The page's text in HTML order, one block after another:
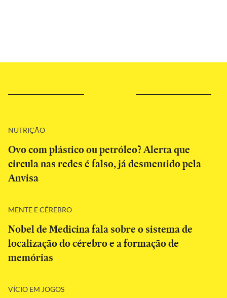
NUTRIÇÃO
Ovo com plástico ou petróleo? Alerta que
circula nas redes é falso, já desmentido pela
Anvisa
MENTE E CÉREBRO
Nobel de Medicina fala sobre o sistema de
localização do cérebro e a formação de
memórias
VÍCIO EM JOGOS